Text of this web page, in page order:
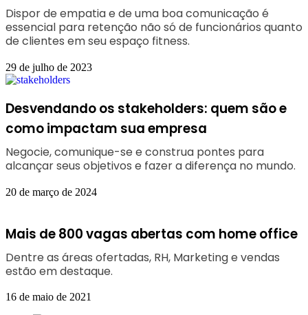
Dispor de empatia e de uma boa comunicação é
essencial para retenção não só de funcionários quanto
de clientes em seu espaço fitness.
29 de julho de 2023
Desvendando os stakeholders: quem são e
como impactam sua empresa
Negocie, comunique-se e construa pontes para
alcançar seus objetivos e fazer a diferença no mundo.
20 de março de 2024
Mais de 800 vagas abertas com home office
Dentre as áreas ofertadas, RH, Marketing e vendas
estão em destaque.
16 de maio de 2021